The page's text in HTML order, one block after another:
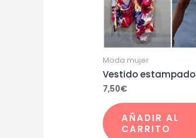
Moda mujer
Vestido estampado
7,50€
AÑADIR AL
CARRITO